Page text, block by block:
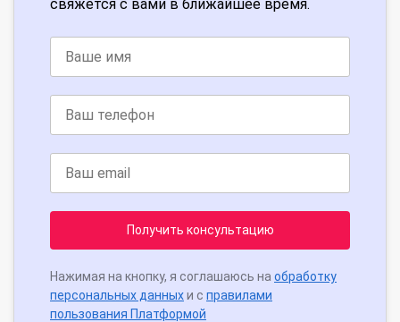
свяжется с вами в ближайшее время.
Получить консультацию
Нажимая на кнопку, я соглашаюсь на обработку
персональных данныхи с правилами
пользования Платформой